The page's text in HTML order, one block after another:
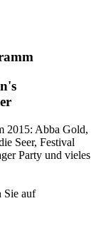
2015: Abba Gold,
Seer, Festival
Party und vieles
Sie auf